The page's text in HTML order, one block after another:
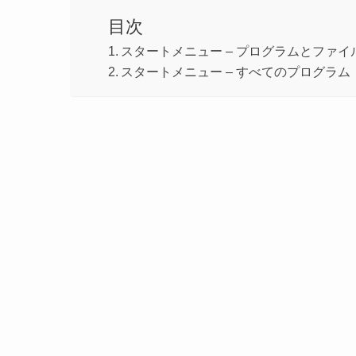
目次
スタートメニュー – プログラムとファイ
スタートメニュー – すべてのプログラム